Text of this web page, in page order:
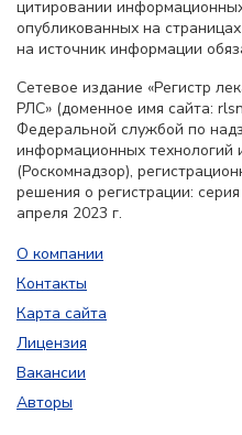
цитировании
опубликованных на
на источник информации
Сетевое издание «Регистр
РЛС» (доменное имя сайта:
Федеральной службой по
информационных технологий
(Роскомнадзор),
решения о регистрации:
апреля 2023 г.
О компании
Контакты
Карта сайта
Лицензия
Вакансии
Авторы